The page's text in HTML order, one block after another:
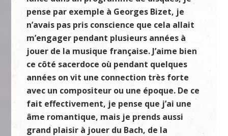
pense par exemple à Georges Bizet, je
n’avais pas pris conscience que cela allait
m’engager pendant plusieurs années à
jouer de la musique française. J’aime bien
ce côté sacerdoce où pendant quelques
années on vit une connection très forte
avec un compositeur ou une époque. De ce
fait effectivement, je pense que j’ai une
âme romantique, mais je prends aussi
grand plaisir à jouer du Bach, de la